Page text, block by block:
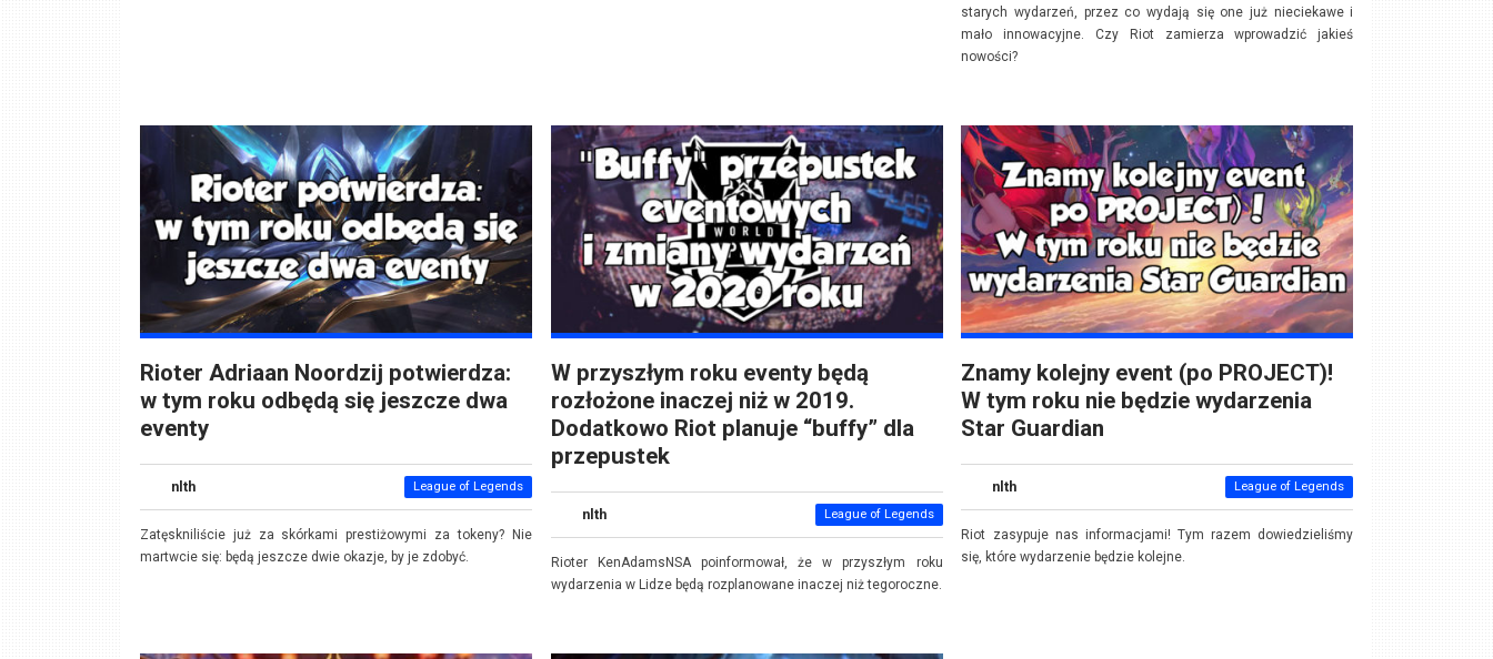
starych wydarzeń, przez co wydają się one już nieciekawe i
mało innowacyjne. Czy Riot zamierza wprowadzić jakieś
nowości?
Rioter Adriaan Noordzij potwierdza:
w tym roku odbędą się jeszcze dwa
eventy
nlth League of Legends
Zatęskniliście już za skórkami prestiżowymi za tokeny? Nie
martwcie się: będą jeszcze dwie okazje, by je zdobyć.
W przyszłym roku eventy będą
rozłożone inaczej niż w 2019.
Dodatkowo Riot planuje “buffy” dla
przepustek
nlth League of Legends
Rioter KenAdamsNSA poinformował, że w przyszłym roku
wydarzenia w Lidze będą rozplanowane inaczej niż tegoroczne.
Znamy kolejny event (po PROJECT)!
W tym roku nie będzie wydarzenia
Star Guardian
nlth League of Legends
Riot zasypuje nas informacjami! Tym razem dowiedzieliśmy
się, które wydarzenie będzie kolejne.